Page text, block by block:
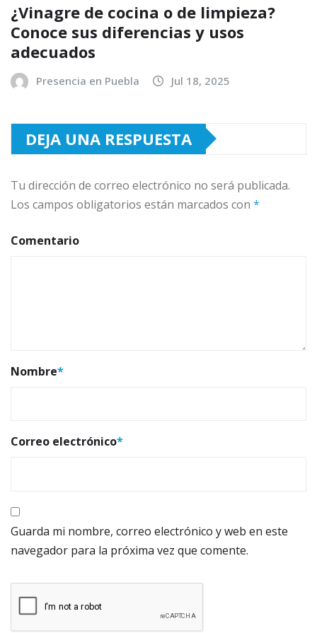
¿Vinagre de cocina o de limpieza?
Conoce sus diferencias y usos
adecuados
Presencia en Puebla Jul 18, 2025
DEJA UNA RESPUESTA
Tu dirección de correo electrónico no será publicada.
Los campos obligatorios están marcados con *
Comentario
Nombre*
Correo electrónico*
Guarda mi nombre, correo electrónico y web en este
navegador para la próxima vez que comente.